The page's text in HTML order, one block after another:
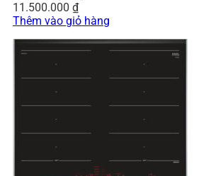
11.500.000 ₫
Thêm vào giỏ hàng